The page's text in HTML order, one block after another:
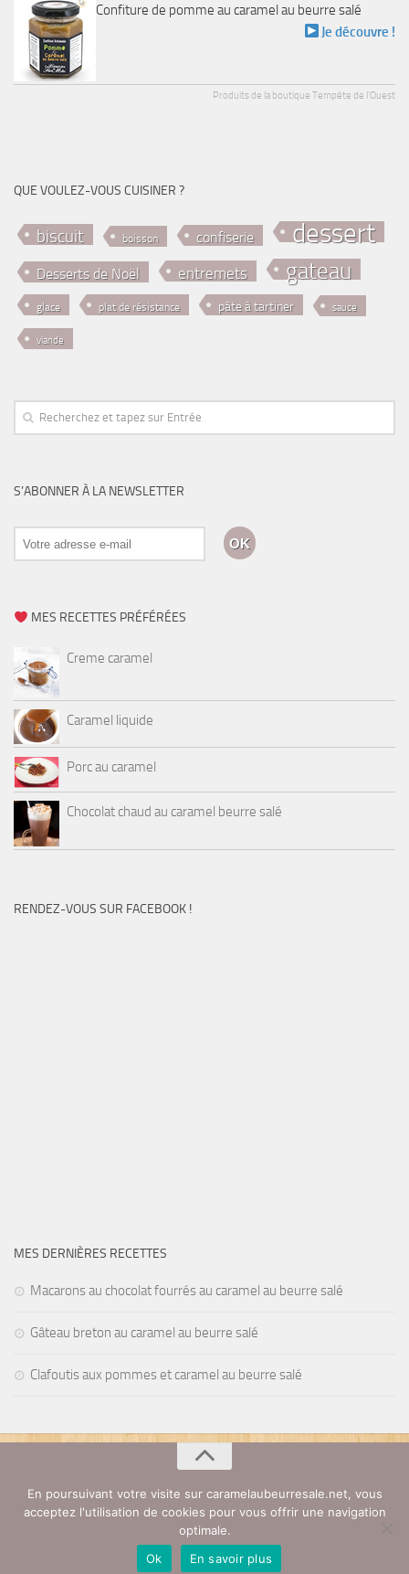
Confiture de pomme au caramel au beurre salé
Je découvre !
Produits de la boutique Tempête de l'Ouest
QUE VOULEZ-VOUS CUISINER ?
biscuit boisson confiserie dessert
Desserts de Noël entremets gateau
glace plat de résistance pâte à tartiner sauce
viande
S’ABONNER À LA NEWSLETTER
MES RECETTES PRÉFÉRÉES
Creme caramel
Caramel liquide
Porc au caramel
Chocolat chaud au caramel beurre salé
RENDEZ-VOUS SUR FACEBOOK !
MES DERNIÈRES RECETTES
Macarons au chocolat fourrés au caramel au beurre salé
Gâteau breton au caramel au beurre salé
Clafoutis aux pommes et caramel au beurre salé
Caramel au beurre salé © 2026. Tous droits réservés.
Partenaires|Contact|Mentions légales
En poursuivant votre visite sur caramelaubeurresale.net, vous
acceptez l'utilisation de cookies pour vous offrir une navigation
optimale.
Ok
En savoir plus